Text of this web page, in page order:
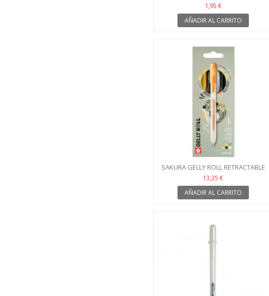
SAKURA 10 ROSA
1,95 €
AÑADIR AL CARRITO
SAKURA GELLY ROLL RETRACTABLE
GEL PENS, SPECIAL 6-PACK
13,25 €
AÑADIR AL CARRITO